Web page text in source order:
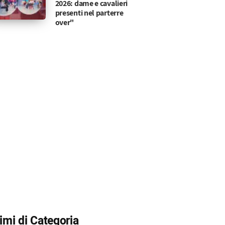
2026: dame e cavalieri
presenti nel parterre
over"
di Categoria